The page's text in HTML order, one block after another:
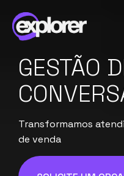
GESTÃO
Transformamos
de venda